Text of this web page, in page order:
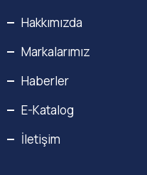
Hakkımızda
Markalarımız
Haberler
E-Katalog
İletişim